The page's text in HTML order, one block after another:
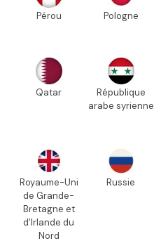
Pérou Pologne
Qatar
République
arabe syrienne
Royaume-Uni
de Grande-
Bretagne et
d'Irlande du
Nord
Russie